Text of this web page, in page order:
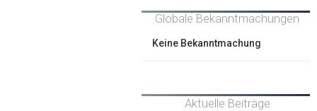
Globale Bekanntmachungen
Keine Bekanntmachung
Aktuelle Beiträge